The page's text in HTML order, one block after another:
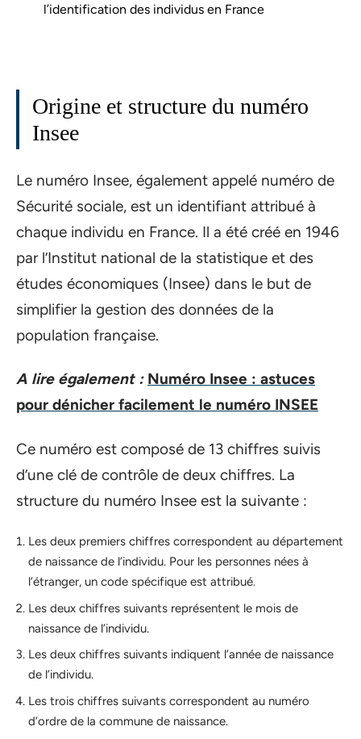
l’identification des individus en France
Origine et structure du numéro
Insee
Le numéro Insee, également appelé numéro de
Sécurité sociale, est un identifiant attribué à
chaque individu en France. Il a été créé en 1946
par l’Institut national de la statistique et des
études économiques (Insee) dans le but de
simplifier la gestion des données de la
population française.
A lire également : Numéro Insee : astuces
pour dénicher facilement le numéro INSEE
Ce numéro est composé de 13 chiffres suivis
d’une clé de contrôle de deux chiffres. La
structure du numéro Insee est la suivante :
Les deux premiers chiffres correspondent au département
de naissance de l’individu. Pour les personnes nées à
l’étranger, un code spécifique est attribué.
Les deux chiffres suivants représentent le mois de
naissance de l’individu.
Les deux chiffres suivants indiquent l’année de naissance
de l’individu.
Les trois chiffres suivants correspondent au numéro
d’ordre de la commune de naissance.